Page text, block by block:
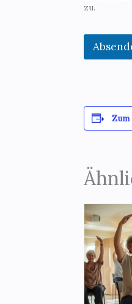
zu.